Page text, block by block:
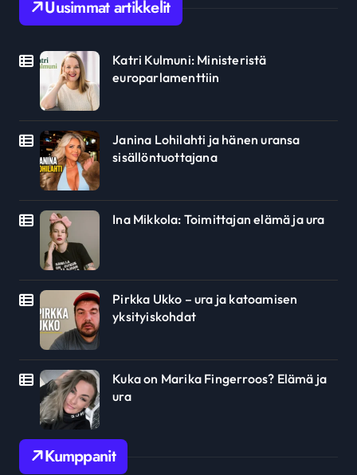
Uusimmat artikkelit
Katri Kulmuni: Ministeristä
europarlamenttiin
Janina Lohilahti ja hänen uransa
sisällöntuottajana
Ina Mikkola: Toimittajan elämä ja ura
Pirkka Ukko – ura ja katoamisen
yksityiskohdat
Kuka on Marika Fingerroos? Elämä ja
ura
Kumppanit